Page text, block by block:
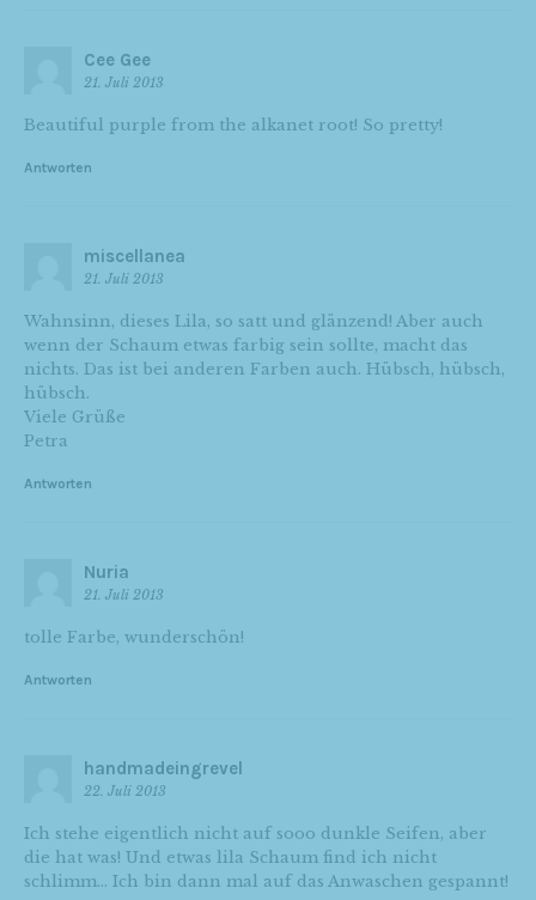
Cee Gee
21. Juli 2013
Beautiful purple from the alkanet root! So pretty!
Antworten
miscellanea
21. Juli 2013
Wahnsinn, dieses Lila, so satt und glänzend! Aber auch
wenn der Schaum etwas farbig sein sollte, macht das
nichts. Das ist bei anderen Farben auch. Hübsch, hübsch,
hübsch.
Viele Grüße
Petra
Antworten
Nuria
21. Juli 2013
tolle Farbe, wunderschön!
Antworten
handmadeingrevel
22. Juli 2013
Ich stehe eigentlich nicht auf sooo dunkle Seifen, aber
die hat was! Und etwas lila Schaum find ich nicht
schlimm… Ich bin dann mal auf das Anwaschen gespannt!